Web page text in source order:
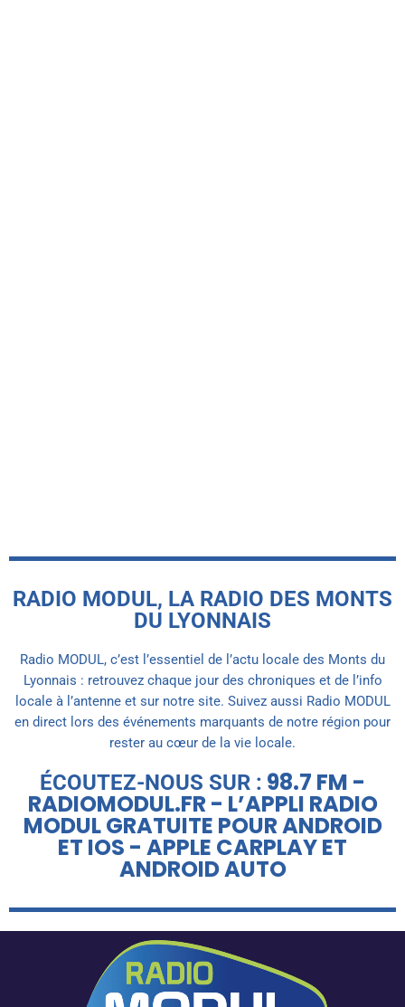
RADIO MODUL, LA RADIO DES MONTS
DU LYONNAIS
Radio MODUL, c’est l’essentiel de l’actu locale des Monts du
Lyonnais : retrouvez chaque jour des chroniques et de l’info
locale à l’antenne et sur notre site. Suivez aussi Radio MODUL
en direct lors des événements marquants de notre région pour
rester au cœur de la vie locale.
ÉCOUTEZ-NOUS SUR : 98.7 FM -
RADIOMODUL.FR - L’APPLI RADIO
MODUL GRATUITE POUR ANDROID
ET IOS - APPLE CARPLAY ET
ANDROID AUTO